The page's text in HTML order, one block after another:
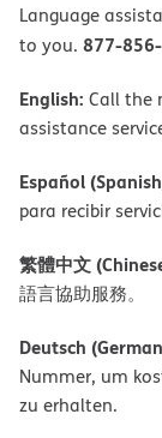
Language
to you. 877-
English: Call the
assistance
Español
para recibir
繁體中文
語言協助服務。
Deutsch
Nummer, um
zu erhalten.